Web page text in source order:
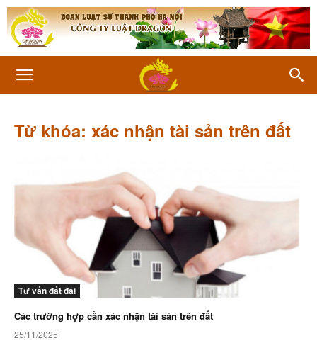
Từ khóa: xác nhận tài sản trên đất
Tư vấn đất đai
Các trường hợp cần xác nhận tài sản trên đất
25/11/2025